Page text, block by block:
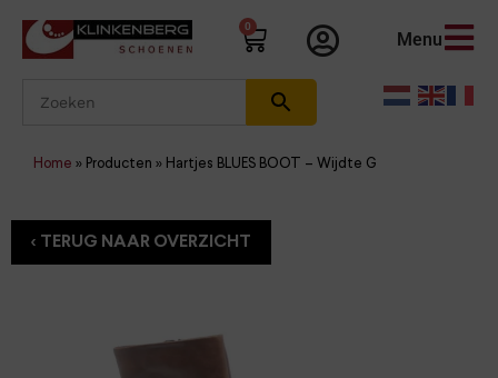
0
Menu
Home » Producten » Hartjes BLUES BOOT – Wijdte G